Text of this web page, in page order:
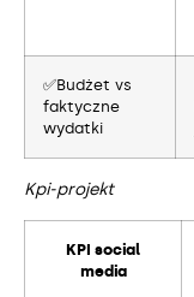
✅Budżet vs
faktyczne
wydatki
Kpi-projekt
KPI social
media